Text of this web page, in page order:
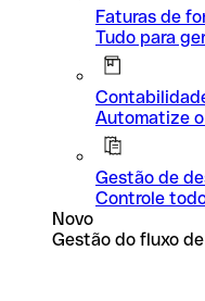
Faturas de
Tudo para
Automatize
Gestão de
Controle
Novo
Gestão do fluxo